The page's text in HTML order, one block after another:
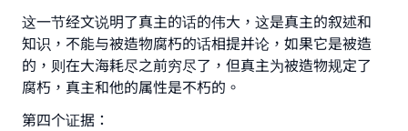
这一节经文说明了真主的话的伟大，这是真主的叙述和
知识，不能与被造物腐朽的话相提并论，如果它是被造
的，则在大海耗尽之前穷尽了，但真主为被造物规定了
腐朽，真主和他的属性是不朽的。
第四个证据：